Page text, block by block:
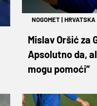
NOGOMET|HRVATSKA
Mislav Oršić za
Apsolutno da,
mogu pomoći”